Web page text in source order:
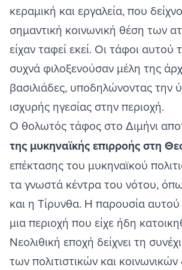
κεραμική και εργαλεία, που
σημαντική κοινωνική θέση των
είχαν ταφεί εκεί. Οι τάφοι αυτού
συχνά φιλοξενούσαν μέλη της
βασιλιάδες, υποδηλώνοντας την
ισχυρής ηγεσίας στην περιοχή.
Ο θολωτός τάφος στο Διμήνι
της μυκηναϊκής επιρροής στη
επέκτασης του μυκηναϊκού
τα γνωστά κέντρα του νότου,
και η Τίρυνθα. Η παρουσία
μια περιοχή που είχε ήδη
Νεολιθική εποχή δείχνει τη
των πολιτιστικών και